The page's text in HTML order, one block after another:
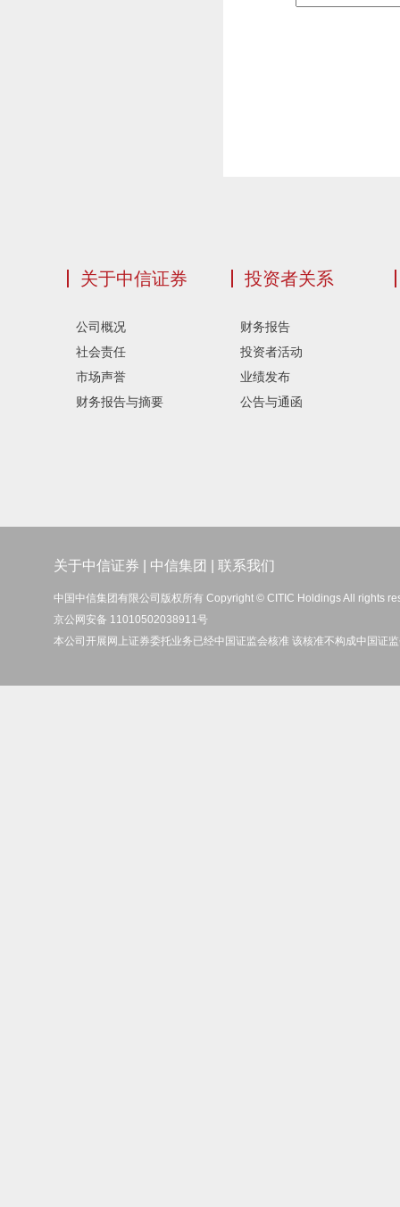
关于中信证券
公司概况
社会责任
市场声誉
财务报告与摘要
投资者关系
财务报告
投资者活动
业绩发布
公告与通函
关于中信证券 中信集团 联系我们
中国中信集团有限公司版权所有 Copyright © CITIC Holdings All rights
京公网安备 11010502038911号
本公司开展网上证券委托业务已经中国证监会核准 该核准不构成中国证